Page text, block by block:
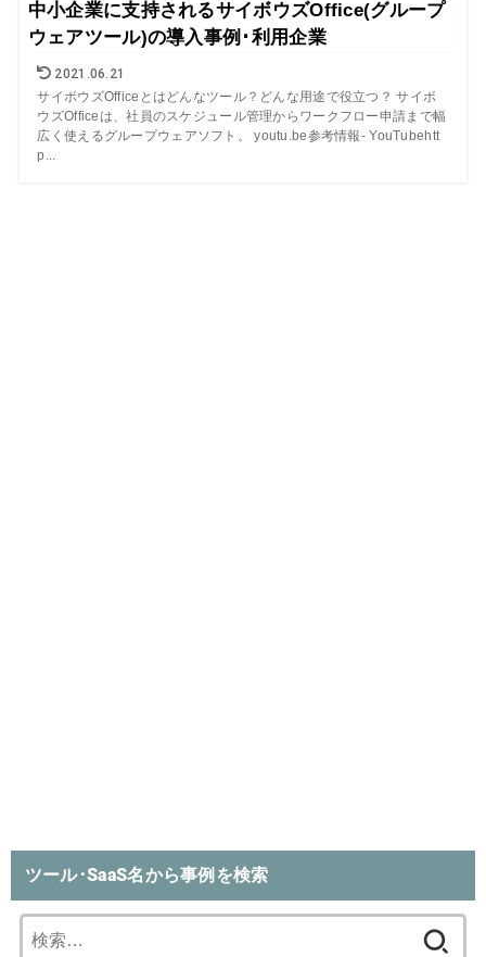
中小企業に支持されるサイボウズOffice(グループ
ウェアツール)の導入事例･利用企業
2021.06.21
サイボウズOfficeとはどんなツール？どんな用途で役立つ？ サイボ
ウズOfficeは、社員のスケジュール管理からワークフロー申請まで幅
広く使えるグループウェアソフト。 youtu.be参考情報- YouTubehtt
p...
ツール･SaaS名から事例を検索